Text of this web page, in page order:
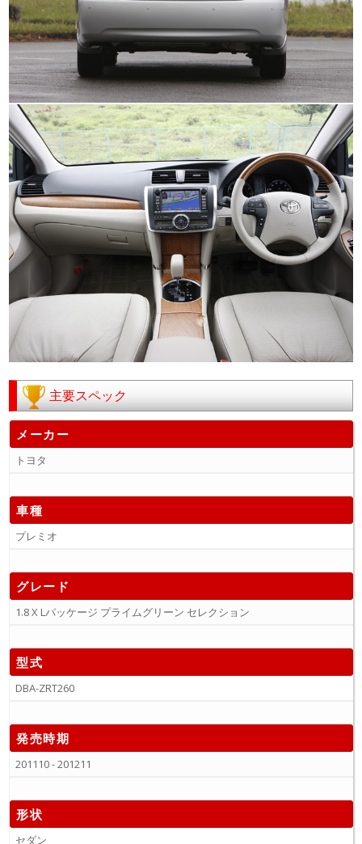
主要スペック
メーカー
トヨタ
車種
プレミオ
グレード
1.8 X Lパッケージ プライムグリーン セレクション
型式
DBA-ZRT260
発売時期
201110 - 201211
形状
セダン